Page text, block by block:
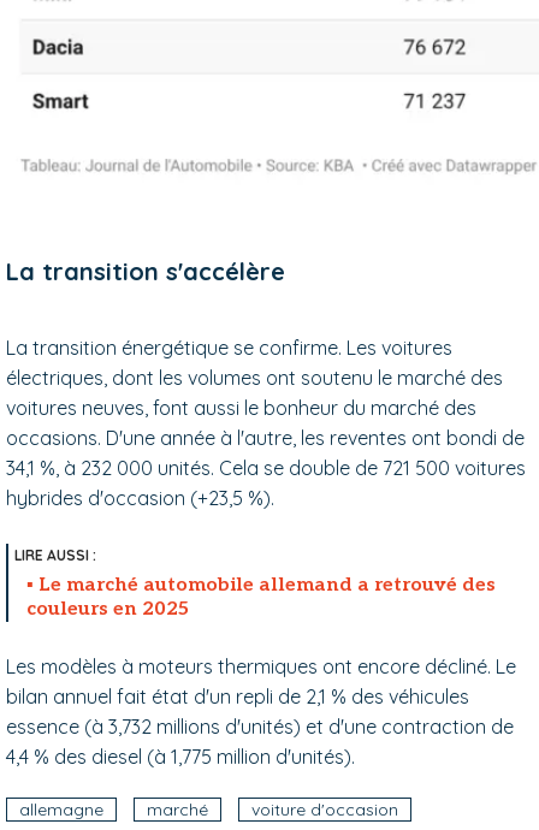
La transition s'accélère
La transition énergétique se confirme. Les voitures
électriques, dont les volumes ont soutenu le marché des
voitures neuves, font aussi le bonheur du marché des
occasions. D'une année à l'autre, les reventes ont bondi de
34,1 %, à 232 000 unités. Cela se double de 721 500 voitures
hybrides d'occasion (+23,5 %).
Le marché automobile allemand a retrouvé des
couleurs en 2025
Les modèles à moteurs thermiques ont encore décliné. Le
bilan annuel fait état d'un repli de 2,1 % des véhicules
essence (à 3,732 millions d'unités) et d'une contraction de
4,4 % des diesel (à 1,775 million d'unités).
allemagne marché voiture d'occasion